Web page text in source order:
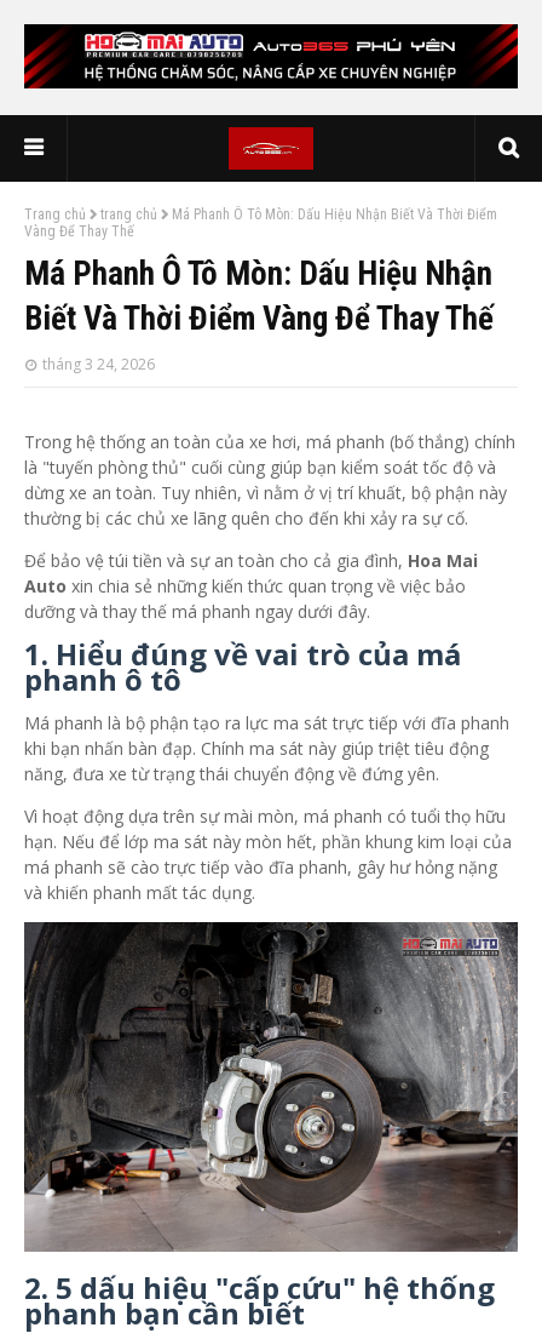
Trang chủ trang chủ
Má Phanh Ô Tô Mòn: Dấu Hiệu Nhận Biết Và Thời Điểm
Vàng Để Thay Thế
Má Phanh Ô Tô Mòn: Dấu Hiệu Nhận
Biết Và Thời Điểm Vàng Để Thay Thế
tháng 3 24, 2026
Trong hệ thống an toàn của xe hơi, má phanh (bố thắng) chính
là "tuyến phòng thủ" cuối cùng giúp bạn kiểm soát tốc độ và
dừng xe an toàn. Tuy nhiên, vì nằm ở vị trí khuất, bộ phận này
thường bị các chủ xe lãng quên cho đến khi xảy ra sự cố.
Để bảo vệ túi tiền và sự an toàn cho cả gia đình, Hoa Mai
Auto xin chia sẻ những kiến thức quan trọng về việc bảo
dưỡng và thay thế má phanh ngay dưới đây.
1. Hiểu đúng về vai trò của má
phanh ô tô
Má phanh là bộ phận tạo ra lực ma sát trực tiếp với đĩa phanh
khi bạn nhấn bàn đạp. Chính ma sát này giúp triệt tiêu động
năng, đưa xe từ trạng thái chuyển động về đứng yên.
Vì hoạt động dựa trên sự mài mòn, má phanh có tuổi thọ hữu
hạn. Nếu để lớp ma sát này mòn hết, phần khung kim loại của
má phanh sẽ cào trực tiếp vào đĩa phanh, gây hư hỏng nặng
và khiến phanh mất tác dụng.
2. 5 dấu hiệu "cấp cứu" hệ thống
phanh bạn cần biết